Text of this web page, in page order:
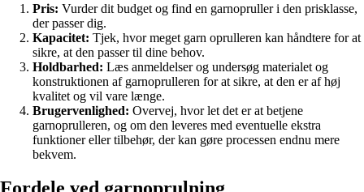
Pris: Vurder dit budget og find en garnopruller i den prisklasse,
der passer dig.
Kapacitet: Tjek, hvor meget garn oprulleren kan håndtere for at
sikre, at den passer til dine behov.
Holdbarhed: Læs anmeldelser og undersøg materialet og
konstruktionen af garnoprulleren for at sikre, at den er af høj
kvalitet og vil vare længe.
Brugervenlighed: Overvej, hvor let det er at betjene
garnoprulleren, og om den leveres med eventuelle ekstra
funktioner eller tilbehør, der kan gøre processen endnu mere
bekvem.